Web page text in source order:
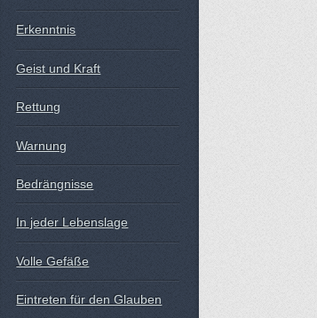
Erkenntnis
Geist und Kraft
Rettung
Warnung
Bedrängnisse
In jeder Lebenslage
Volle Gefäße
Eintreten für den Glauben